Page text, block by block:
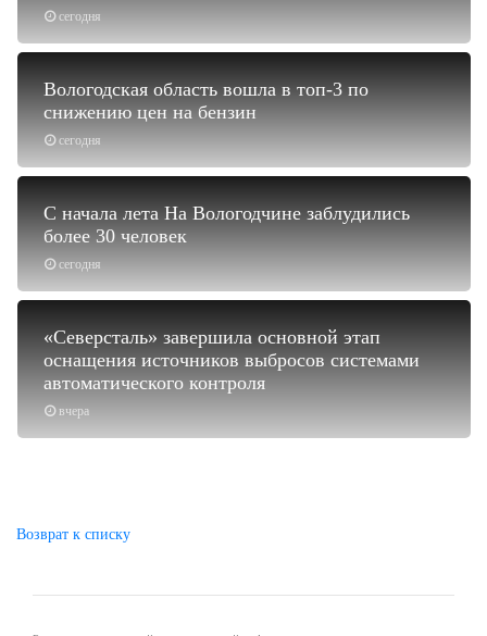
сегодня
сегодня
Вологодская область вошла в топ-3 по
снижению цен на бензин
сегодня
С начала лета На Вологодчине заблудились
более 30 человек
вчера
«Северсталь» завершила основной этап
оснащения источников выбросов системами
автоматического контроля
Возврат к списку